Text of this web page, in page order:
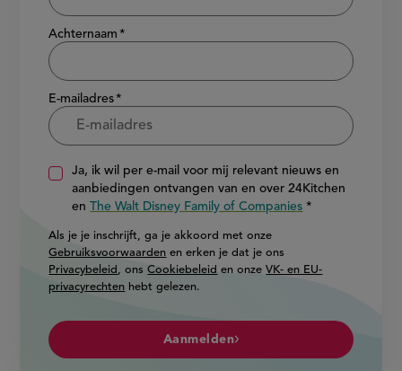
Achternaam
E-mailadres
Ja, ik wil per e-mail voor mij relevant nieuws en
aanbiedingen ontvangen van en over 24Kitchen
enThe Walt Disney Family of Companies
Als je je inschrijft, ga je akkoord met onze
Gebruiksvoorwaarden en erken je dat je ons
Privacybeleid , onsCookiebeleid en onzeVK- en EU-
privacyrechten hebt gelezen.
Aanmelden